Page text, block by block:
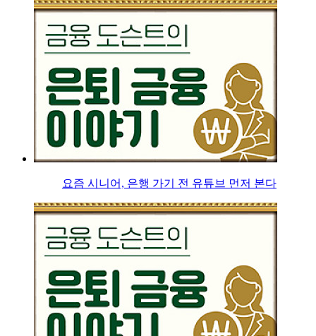
요즘 시니어, 은행 가기 전 유튜브 먼저 본다